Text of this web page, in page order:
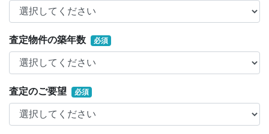
査定物件の築年数 必須
査定のご要望 必須